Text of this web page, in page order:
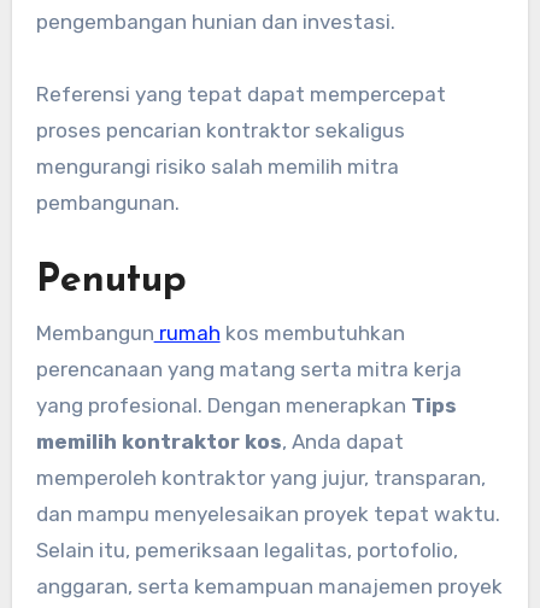
pengembangan hunian dan investasi.
Referensi yang tepat dapat mempercepat
proses pencarian kontraktor sekaligus
mengurangi risiko salah memilih mitra
pembangunan.
Penutup
Membangun rumah kos membutuhkan
perencanaan yang matang serta mitra kerja
yang profesional. Dengan menerapkan Tips
memilih kontraktor kos, Anda dapat
memperoleh kontraktor yang jujur, transparan,
dan mampu menyelesaikan proyek tepat waktu.
Selain itu, pemeriksaan legalitas, portofolio,
anggaran, serta kemampuan manajemen proyek